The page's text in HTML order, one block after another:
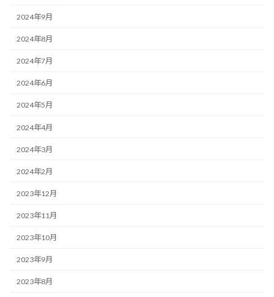
2024年9月
2024年8月
2024年7月
2024年6月
2024年5月
2024年4月
2024年3月
2024年2月
2023年12月
2023年11月
2023年10月
2023年9月
2023年8月